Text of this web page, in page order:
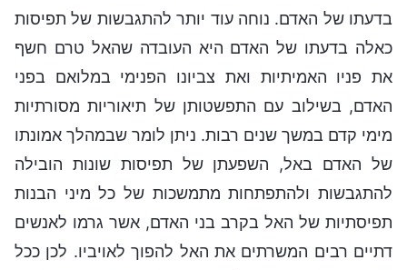
בדעתו של האדם. נוחה עוד יותר להתגבשות של תפיסות
כאלה בדעתו של האדם היא העובדה שהאל טרם חשף
את פניו האמיתיות ואת צביונו הפנימי במלואם בפני
האדם, בשילוב עם התפשטותן של תיאוריות מסורתיות
מימי קדם במשך שנים רבות. ניתן לומר שבמהלך אמונתו
של האדם באל, השפעתן של תפיסות שונות הובילה
להתגבשות ולהתפתחות מתמשכות של כל מיני הבנות
תפיסתיות של האל בקרב בני האדם, אשר גרמו לאנשים
דתיים רבים המשרתים את האל להפוך לאויביו. לכן ככל